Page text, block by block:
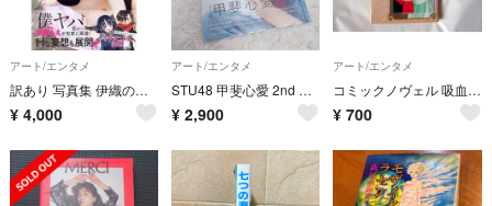
アート/エンタメ
訳あり 写真集 伊織の心がヤバイやつ～伊織もえ×「僕の心のヤバイやつ」コラボ写真集～
¥ 4,000
アート/エンタメ
STU48 甲斐心愛 2nd 写真集 おかえり太陽 アイドル 新品 未開封
¥ 2,900
アート/エンタメ
コミックノヴェル 吸血姫美夕 垣野内成美 平野俊弘 秋田書店
¥ 700